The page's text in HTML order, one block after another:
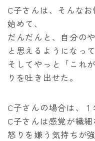
C子さんは、そんな
始めて、
だんだんと、自分の
と思えるようになって
そしてやっと「これ
りを吐き出せた。
C子さんの場合は、
C子さんは感覚が繊細
怒りを嫌う気持ちが